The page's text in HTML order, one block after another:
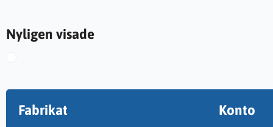
Nyligen visade
Fabrikat Konto